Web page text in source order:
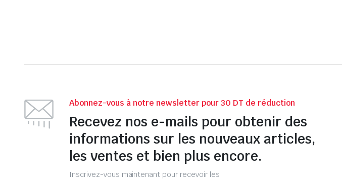
Abonnez-vous à notre newsletter pour 30 DT de réduction
Recevez nos e-mails pour obtenir des
informations sur les nouveaux articles,
les ventes et bien plus encore.
Inscrivez-vous maintenant pour recevoir les